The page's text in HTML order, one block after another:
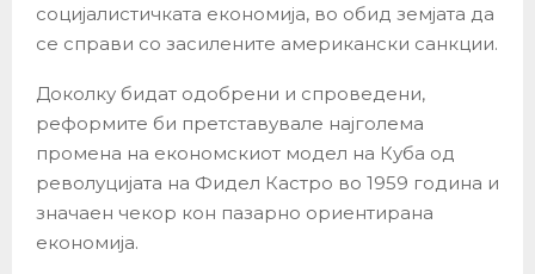
социјалистичката економија, во обид земјата да
се справи со засилените американски санкции.
Доколку бидат одобрени и спроведени,
реформите би претставувале најголема
промена на економскиот модел на Куба од
револуцијата на Фидел Кастро во 1959 година и
значаен чекор кон пазарно ориентирана
економија.